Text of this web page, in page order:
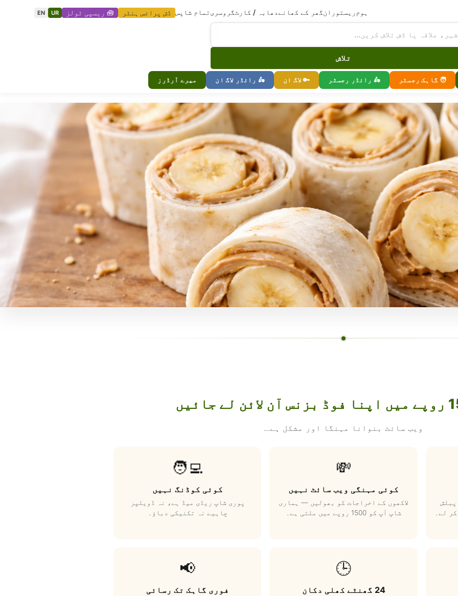
ہوم ریستورانگھر کے کھانےدھابہ / کارٹگروسریتمام شاپس ڈش پرائس ہنٹر 🧰 ریسپی ٹولز UR
EN
تلاش
🧑 گاہک رجسٹر 🛵 رائڈر رجسٹر 🔑 لاگ ان 🛵 رائڈر لاگ ان میرے آرڈرز
ویب سائٹ بنوانا مہنگا اور مشکل ہے...
لے۔
💸
کوئی مہنگی ویب سائٹ نہیں
لاکھوں کے اخراجات کو بھولیں — ہماری
شاپ آپ کو 1500 روپے میں ملتی ہے۔
🧑‍💻
کوئی کوڈنگ نہیں
پوری شاپ ریڈی میڈ ہے، نہ ڈویلپر
چاہیے نہ تکنیکی دباؤ۔
🕒
24 گھنٹے کھلی دکان
📢
فوری گاہک تک رسائی